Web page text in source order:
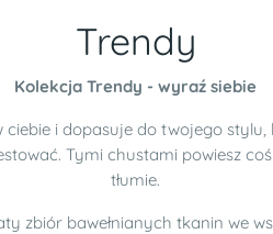
Trendy
Kolekcja Trendy - wyraź siebie
ciebie i dopasuje do twojego
Tymi chustami powiesz
tłumie.
zbiór bawełnianych tkanin we